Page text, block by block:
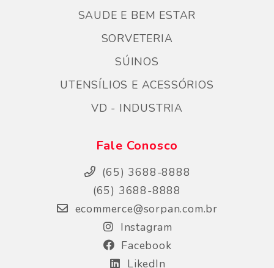
SAUDE E BEM ESTAR
SORVETERIA
SÚINOS
UTENSÍLIOS E ACESSÓRIOS
VD - INDUSTRIA
Fale Conosco
(65) 3688-8888
(65) 3688-8888
ecommerce@sorpan.com.br
Instagram
Facebook
LikedIn